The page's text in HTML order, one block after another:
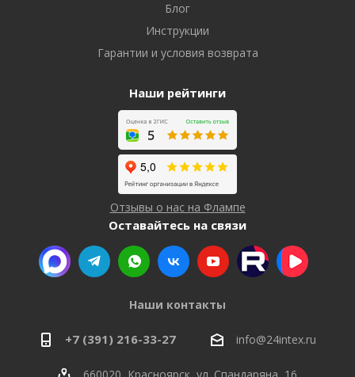
Блог
Инструкции
Гарантии и условия возврата
Наши рейтинги
Отзывы о нас на Флампе
Оставайтесь на связи
Наши контакты
+7 (391) 216-33-27 info@24intex.ru